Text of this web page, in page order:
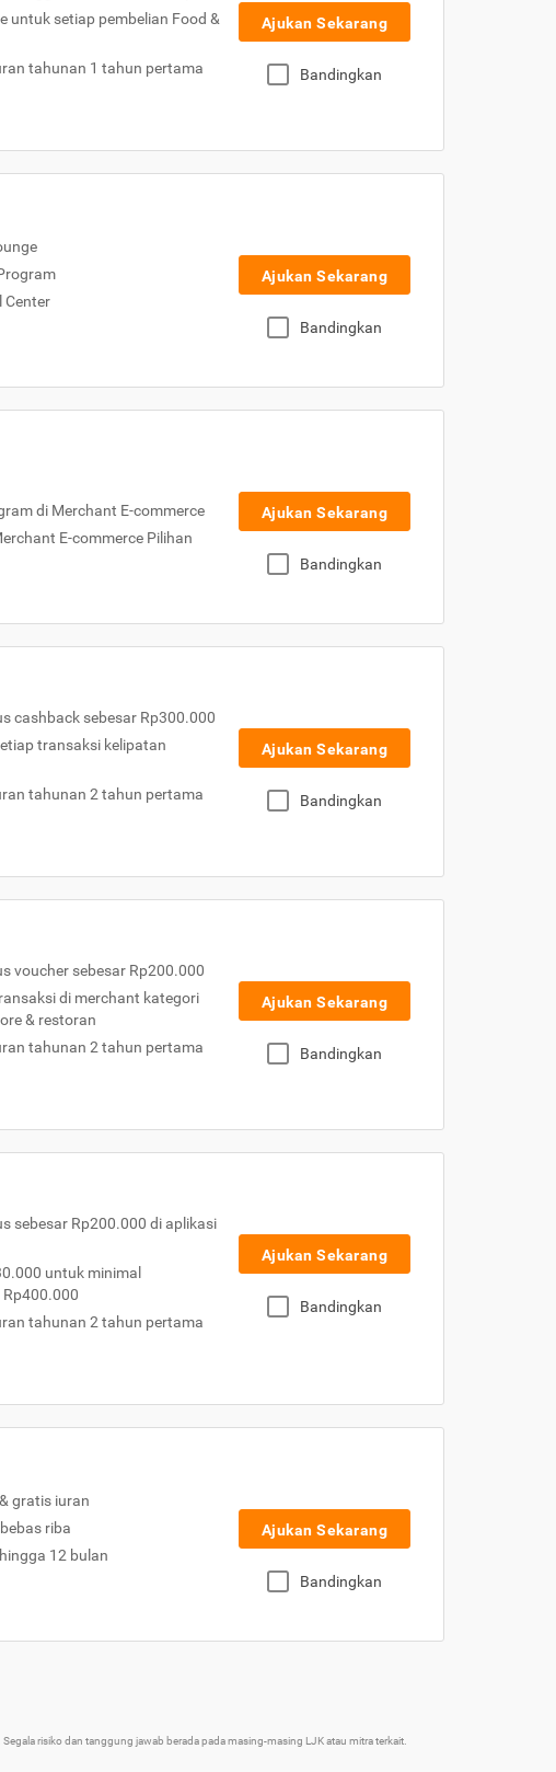
untuk setiap pembelian Food &
tahunan 1 tahun pertama
Ajukan Sekarang
Bandingkan
Center
Ajukan Sekarang
Bandingkan
di Merchant E-commerce
E-commerce Pilihan
Ajukan Sekarang
Bandingkan
cashback sebesar Rp300.000
transaksi kelipatan
tahunan 2 tahun pertama
Ajukan Sekarang
Bandingkan
voucher sebesar Rp200.000
di merchant kategori
& restoran
tahunan 2 tahun pertama
Ajukan Sekarang
Bandingkan
sebesar Rp200.000 di aplikasi
untuk minimal
tahunan 2 tahun pertama
Ajukan Sekarang
Bandingkan
gratis iuran
riba
12 bulan
Ajukan Sekarang
Bandingkan
risiko dan tanggung jawab berada pada masing-masing LJK atau mitra terkait.